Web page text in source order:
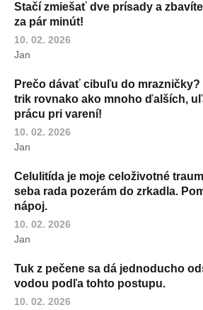
Stačí zmiešať dve prísady a
za pár minút!
10. 02. 2026
Jan
Prečo dávať cibuľu do
trik rovnako ako mnoho ďalších,
prácu pri varení!
10. 02. 2026
Jan
Celulitída je moje celoživotné
seba rada pozerám do zrkadla.
nápoj.
10. 02. 2026
Jan
Tuk z pečene sa dá jednoducho
vodou podľa tohto postupu.
10. 02. 2026